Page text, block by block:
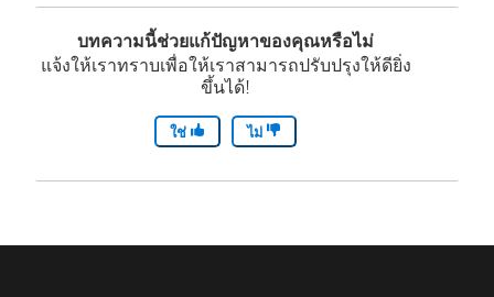
บทความนี้ช่วยแก้ปัญหาของคุณหรือไม่
แจ้งให้เราทราบเพื่อให้เราสามารถปรับปรุงให้ดียิ่ง
ขึ้นได้!
ใช่ ไม่